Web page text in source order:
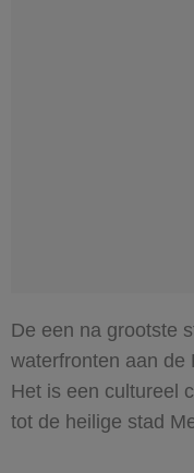
De een na grootste
waterfronten aan de
Het is een cultureel
tot de heilige stad